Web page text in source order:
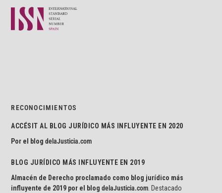
RECONOCIMIENTOS
ACCÉSIT AL BLOG JURÍDICO MÁS INFLUYENTE EN 2020
Por el blogdelaJusticia.com
BLOG JURÍDICO MÁS INFLUYENTE EN 2019
Almacén de Derecho proclamado como blog jurídico más
influyente de 2019 por el blogdelaJusticia.com . Destacado